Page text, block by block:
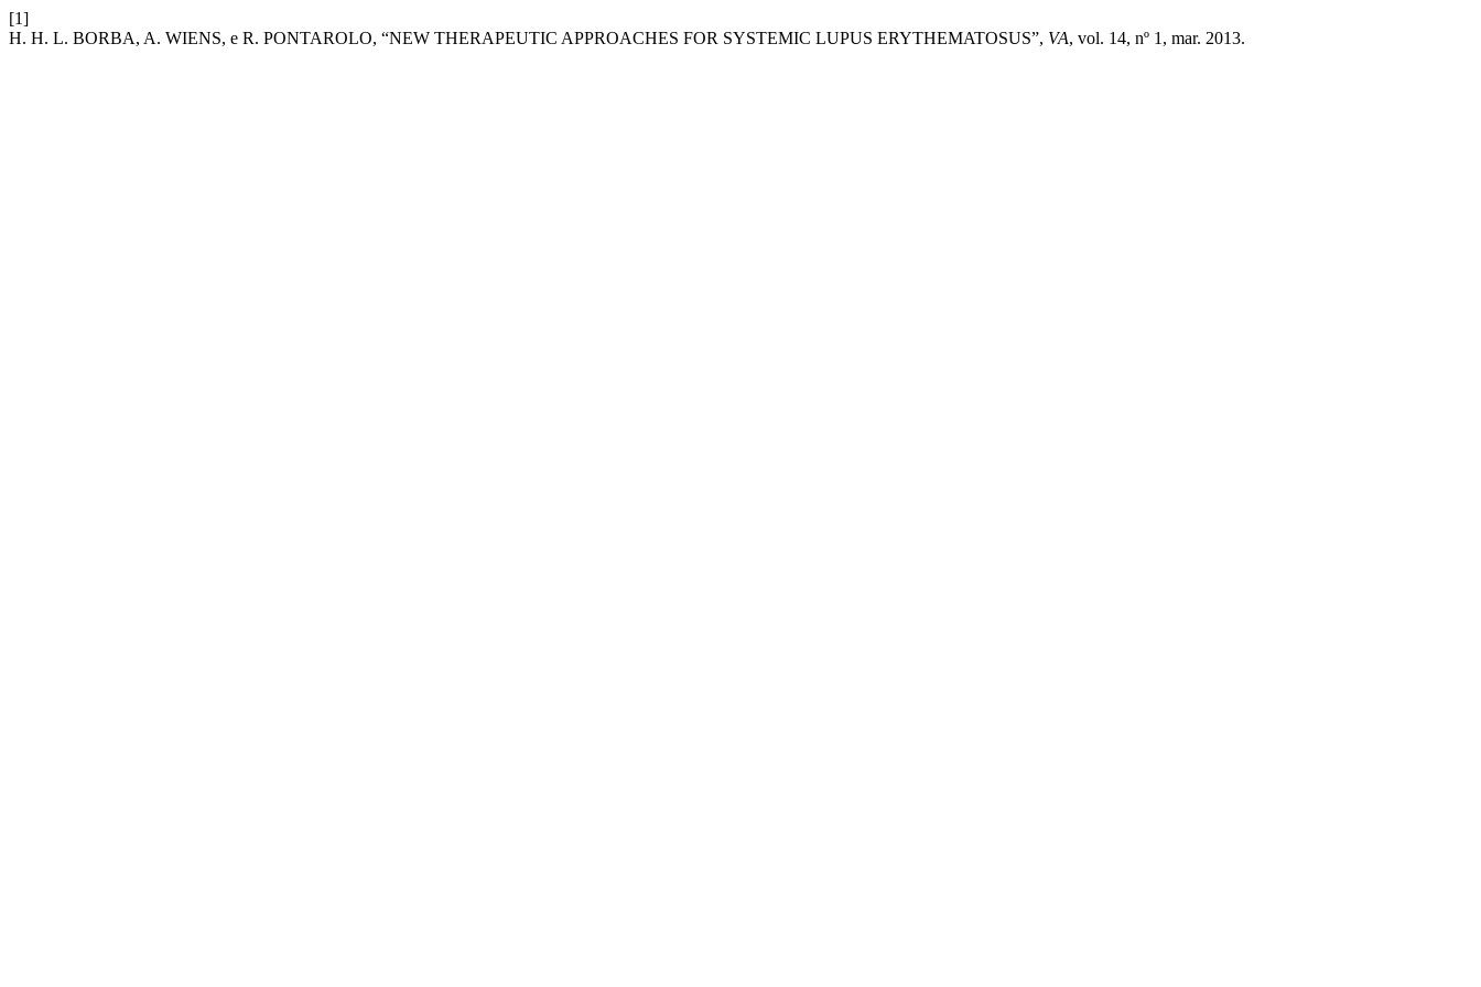
[1]
H. H. L. BORBA, A. WIENS, e R. PONTAROLO, “NEW THERAPEUTIC APPROACHES FOR SYSTEMIC LUPUS ERYTHEMATOSUS”, VA, vol. 14, nº 1, mar. 2013.